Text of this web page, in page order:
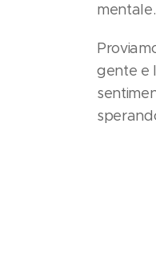
mentale.
gente e